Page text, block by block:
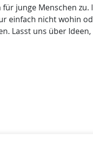
junge Menschen
einfach nicht wohin
Lasst uns über